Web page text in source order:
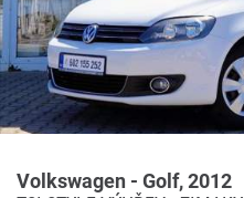
Volkswagen - Golf, 2012